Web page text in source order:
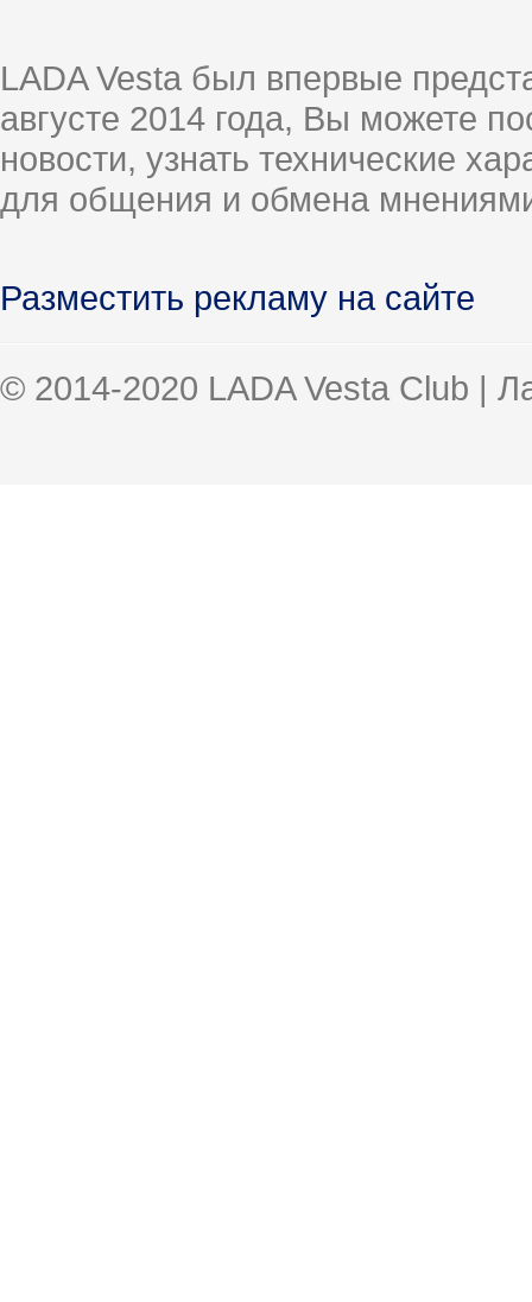
LADA Vesta был впервые
августе 2014 года, Вы можете
новости, узнать технические
для общения и обмена
Разместить рекламу на сайте
© 2014-2020 LADA Vesta Club |